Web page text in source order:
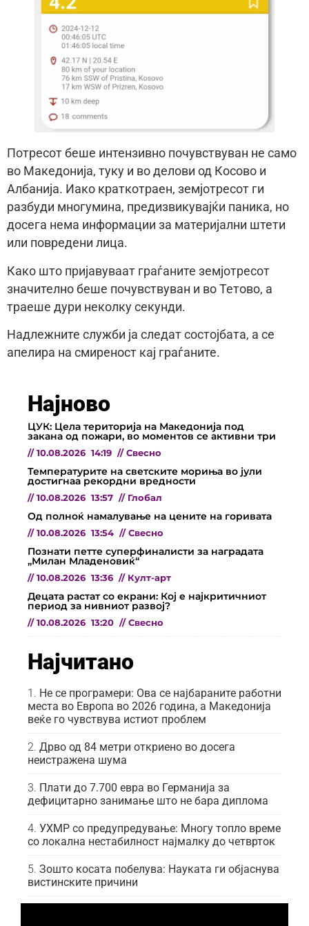
Потресот беше интензивно почувствуван не само
во Македонија, туку и во делови од Косово и
Албанија. Иако краткотраен, земјотресот ги
разбуди многумина, предизвикувајќи паника, но
досега нема информации за материјални штети
или повредени лица.
Како што пријавуваат граѓаните земјотресот
значително беше почувствуван и во Тетово, а
траеше дури неколку секунди.
Надлежните служби ја следат состојбата, а се
апелира на смиреност кај граѓаните.
Најново
ЦУК: Цела територија на Македонија под
закана од пожари, во моментов се активни три
// 10.08.2026 14:19 // Свесно
Температурите на светските мориња во јули
достигнаа рекордни вредности
// 10.08.2026 13:57 // Глобал
Од полноќ намалување на цените на горивата
// 10.08.2026 13:54 // Свесно
Познати петте суперфиналисти за наградата
„Милан Младеновиќ“
// 10.08.2026 13:36 // Култ-арт
Децата растат со екрани: Кој е најкритичниот
период за нивниот развој?
// 10.08.2026 13:20 // Свесно
Најчитано
Не се програмери: Ова се најбараните работни
места во Европа во 2026 година, а Македонија
веќе го чувствува истиот проблем
Дрво од 84 метри откриено во досега
неистражена шума
Плати до 7.700 евра во Германија за
дефицитарно занимање што не бара диплома
УХМР со предупредување: Многу топло време
со локална нестабилност најмалку до четврток
Зошто косата побелува: Науката ги објаснува
вистинските причини